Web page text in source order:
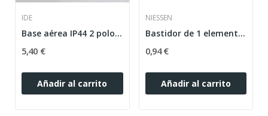
IDE
Base aérea IP44 2 polos + tierra 220V 16A 6h de...
5,40 €
Añadir al carrito
NIESSEN
Bastidor de 1 elemento 2 módulos con garras...
0,94 €
Añadir al carrito